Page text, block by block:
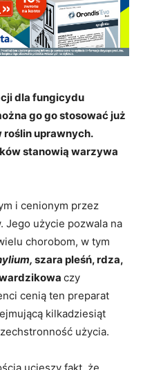
dla fungicydu
go go stosować już
uprawnych.
stanowią warzywa
i cenionym przez
Jego użycie pozwala na
chorobom, w tym
szara pleśń, rdza,
czy
cenią ten preparat
kilkadziesiąt
użycia.